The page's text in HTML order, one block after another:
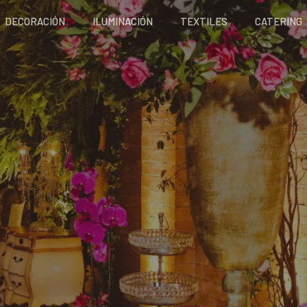
DECORACIÓN ILUMINACIÓN TEXTILES CATERING